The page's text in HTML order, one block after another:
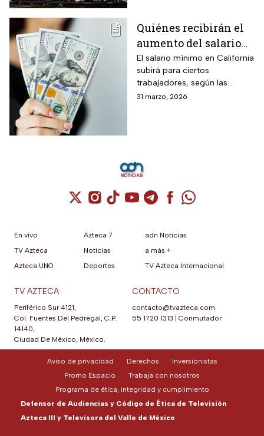
Quiénes recibirán el
aumento del salario
mínimo en California
El salario mínimo en California
subirá para ciertos
trabajadores, según las
autoridades locales. Conoce
31 marzo, 2026
Cuenta de X / Twitter (se abre en una
Cuenta de Instagram (se abre en una
Cuenta de TikTok (se abre en
Cuenta de YouTube (se abre
Cuenta de Telegram (se
Cuenta de
Cuenta de
En vivo
TV Azteca
Azteca UNO
Azteca 7
Noticias
Deportes
adn Noticias
a más +
TV Azteca Internacional
TV AZTECA
Periférico Sur 4121,
Col. Fuentes Del Pedregal, C.P.
14140,
Ciudad De México, México.
CONTACTO
contacto@tvazteca.com
55 1720 1313
Conmutador
Aviso de privacidad Derechos
Inversionistas
Promo Espacio
Trabaja con nosotros
Programa de ética, integridad y cumplimiento
Defensor de Audiencias y Código de Ética de Televisión
Azteca III y Televisora del Valle de México